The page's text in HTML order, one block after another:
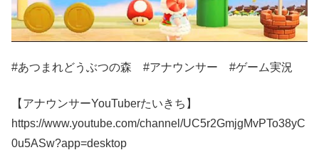
#あつまれどうぶつの森 #アナウンサー #ゲーム実況
【アナウンサーYouTuberたいきち】
https://www.youtube.com/channel/UC5r2GmjgMvPTo38yC
0u5ASw?app=desktop